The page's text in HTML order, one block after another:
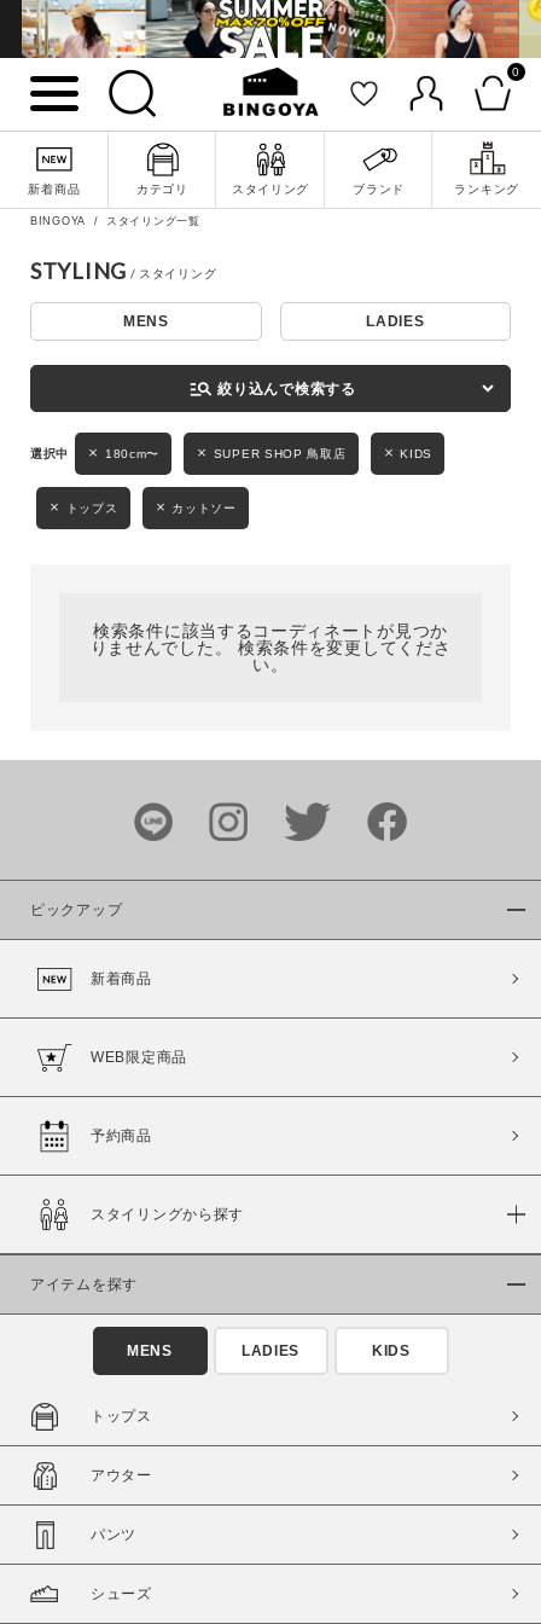
0
新着商品 カテゴリ スタイリング ブランド ランキング
詳細検索
キーワード
性別
MENS LADIES KIDS
ブランド
カラー
商品タイプ
通常商品
セール価格 WEB限定
在庫
在庫あり
BINGOYA スタイリング一覧
STYLING
MENS LADIES
manage_search 絞り込んで検索する
180cm〜 SUPER SHOP 鳥取店 KIDS
トップス カットソー
検索条件に該当するコーディネートが見つか
りませんでした。 検索条件を変更してくださ
い。
ピックアップ
新着商品
WEB限定商品
予約商品
スタイリングから探す
アイテムを探す
MENS LADIES KIDS
トップス
アウター
パンツ
シューズ